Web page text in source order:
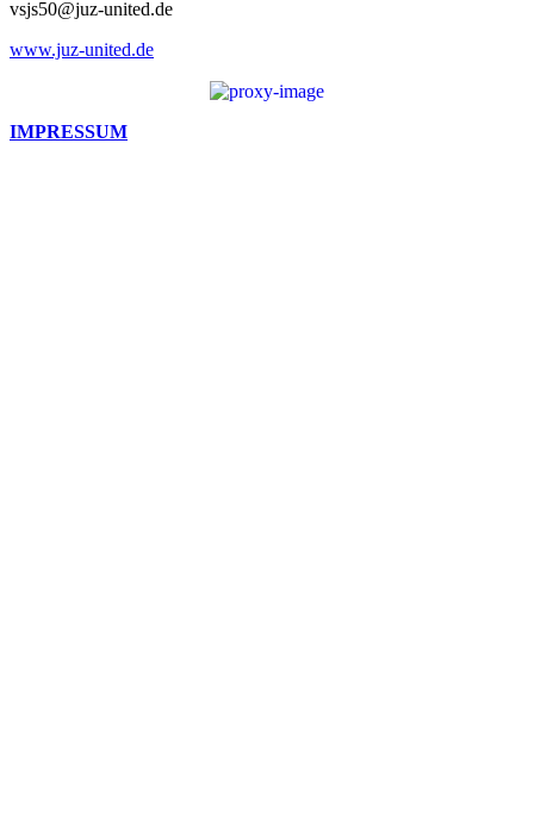
vsjs50@juz-united.de
www.juz-united.de
IMPRESSUM